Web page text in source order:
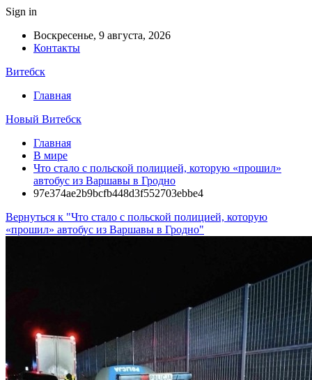
Sign in
Воскресенье, 9 августа, 2026
Контакты
Витебск
Главная
Новый Витебск
Главная
В мире
Что стало с польской полицией, которую «прошил»
автобус из Варшавы в Гродно
97e374ae2b9bcfb448d3f552703ebbe4
Вернуться к "Что стало с польской полицией, которую
«прошил» автобус из Варшавы в Гродно"